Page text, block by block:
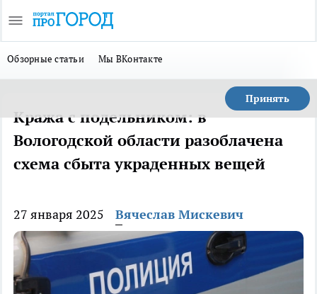
Обзорные статьи Мы ВКонтакте
Принять
Кража с подельником: в
Вологодской области разоблачена
схема сбыта украденных вещей
27 января 2025 Вячеслав Мискевич